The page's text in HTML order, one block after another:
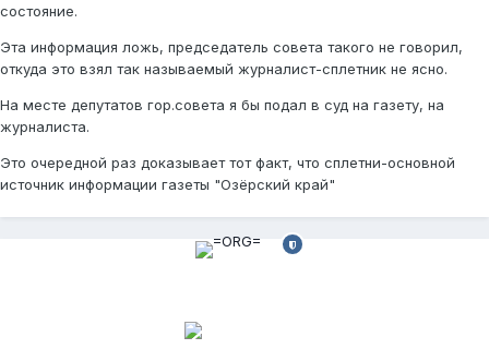
состояние.
Эта информация ложь, председатель совета такого не говорил,
откуда это взял так называемый журналист-сплетник не ясно.
На месте депутатов гор.совета я бы подал в суд на газету, на
журналиста.
Это очередной раз доказывает тот факт, что сплетни-основной
источник информации газеты "Озёрский край"